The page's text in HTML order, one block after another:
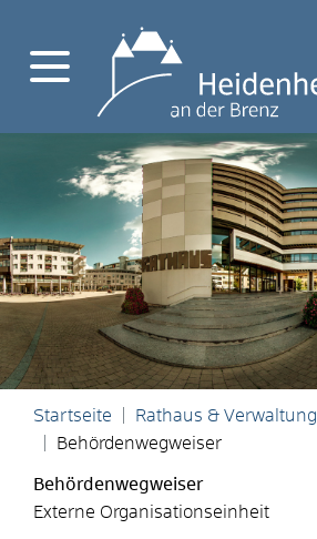
Startseite Rathaus & Verwaltung
Behördenwegweiser
Behördenwegweiser
Externe Organisationseinheit